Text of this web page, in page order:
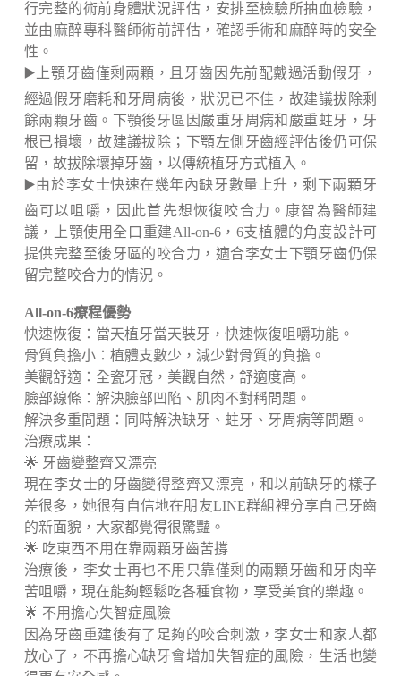
行完整的術前身體狀況評估，安排至檢驗所抽血檢驗，
並由麻醉專科醫師術前評估，確認手術和麻醉時的安全
性。
▶️上顎牙齒僅剩兩顆，且牙齒因先前配戴過活動假牙，
經過假牙磨耗和牙周病後，狀況已不佳，故建議拔除剩
餘兩顆牙齒。下顎後牙區因嚴重牙周病和嚴重蛀牙，牙
根已損壞，故建議拔除；下顎左側牙齒經評估後仍可保
留，故拔除壞掉牙齒，以傳統植牙方式植入。
▶️由於李女士快速在幾年內缺牙數量上升，剩下兩顆牙
齒可以咀嚼，因此首先想恢復咬合力。康智為醫師建
議，上顎使用全口重建All-on-6，6支植體的角度設計可
提供完整至後牙區的咬合力，適合李女士下顎牙齒仍保
留完整咬合力的情況。
All-on-6療程優勢
快速恢復：當天植牙當天裝牙，快速恢復咀嚼功能。
骨質負擔小：植體支數少，減少對骨質的負擔。
美觀舒適：全瓷牙冠，美觀自然，舒適度高。
臉部線條：解決臉部凹陷、肌肉不對稱問題。
解決多重問題：同時解決缺牙、蛀牙、牙周病等問題。
治療成果：
🌟 牙齒變整齊又漂亮
現在李女士的牙齒變得整齊又漂亮，和以前缺牙的樣子
差很多，她很有自信地在朋友LINE群組裡分享自己牙齒
的新面貌，大家都覺得很驚豔。
🌟 吃東西不用在靠兩顆牙齒苦撐
治療後，李女士再也不用只靠僅剩的兩顆牙齒和牙肉辛
苦咀嚼，現在能夠輕鬆吃各種食物，享受美食的樂趣。
🌟 不用擔心失智症風險
因為牙齒重建後有了足夠的咬合刺激，李女士和家人都
放心了，不再擔心缺牙會增加失智症的風險，生活也變